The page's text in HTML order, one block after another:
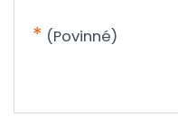
* (Povinné)